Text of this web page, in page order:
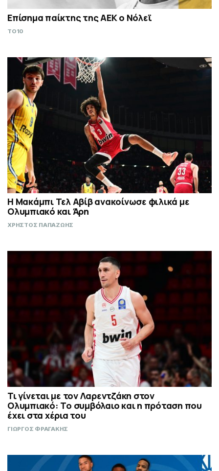
Επίσημα παίκτης της ΑΕΚ ο Νόλεϊ
TO10
Η Μακάμπι Τελ Αβίβ ανακοίνωσε φιλικά με
Ολυμπιακό και Άρη
ΧΡΗΣΤΟΣ ΠΑΠΑΖΩΗΣ
Τι γίνεται με τον Λαρεντζάκη στον
Ολυμπιακό: Το συμβόλαιο και η πρόταση που
έχει στα χέρια του
ΓΙΩΡΓΟΣ ΦΡΑΓΑΚΗΣ